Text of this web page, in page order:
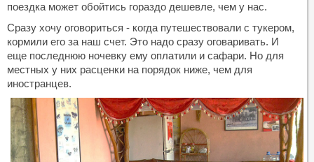
поездка может обойтись гораздо дешевле, чем у нас.
Сразу хочу оговориться - когда путешествовали с тукером,
кормили его за наш счет. Это надо сразу оговаривать. И
еще последнюю ночевку ему оплатили и сафари. Но для
местных у них расценки на порядок ниже, чем для
иностранцев.